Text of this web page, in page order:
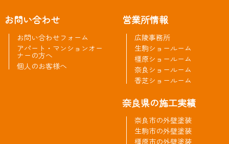
お問い合わせ
お問い合わせフォーム
アパート・マンションオー
ナーの方へ
個人のお客様へ
営業所情報
広陵事務所
生駒ショールーム
橿原ショールーム
奈良ショールーム
香芝ショールーム
奈良県の施工実績
奈良市の外壁塗装
生駒市の外壁塗装
橿原市の外壁塗装